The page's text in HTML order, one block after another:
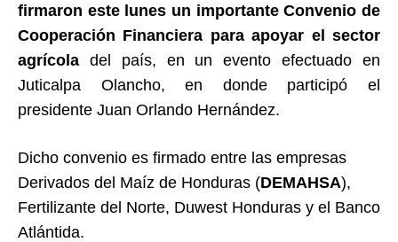
firmaron este lunes un importante Convenio de
Cooperación Financiera para apoyar el sector
agrícola del país, en un evento efectuado en
Juticalpa Olancho, en donde participó el
presidente Juan Orlando Hernández.
Dicho convenio es firmado entre las empresas
Derivados del Maíz de Honduras (DEMAHSA),
Fertilizante del Norte, Duwest Honduras y el Banco
Atlántida.